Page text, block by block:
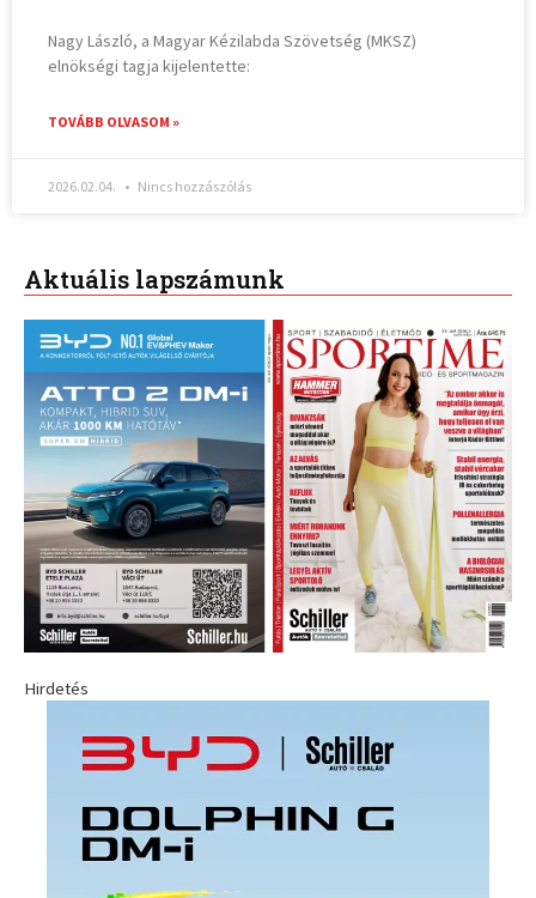
Nagy László, a Magyar Kézilabda Szövetség (MKSZ)
elnökségi tagja kijelentette:
TOVÁBB OLVASOM »
2026.02.04. Nincs hozzászólás
Aktuális lapszámunk
Hirdetés